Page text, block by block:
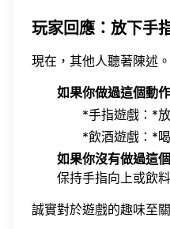
玩家回應：放下手
現在，其他人聽著陳述。
如果你做過這個動作
*手指遊戲：*
*飲酒遊戲：*
如果你沒有做過這
保持手指向上或飲
誠實對於遊戲的趣味至關